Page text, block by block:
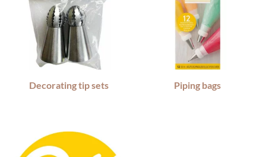
Decorating tip sets Piping bags